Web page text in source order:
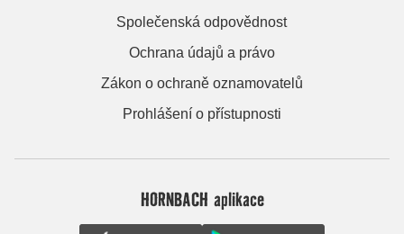
Společenská odpovědnost
Ochrana údajů a právo
Zákon o ochraně oznamovatelů
Prohlášení o přístupnosti
HORNBACH aplikace